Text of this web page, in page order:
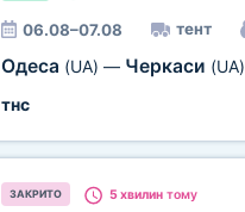
06.08–07.08 тент
Одеса (UA) — Черкаси (UA)
тнс
ЗАКРИТО 5 хвилинтому